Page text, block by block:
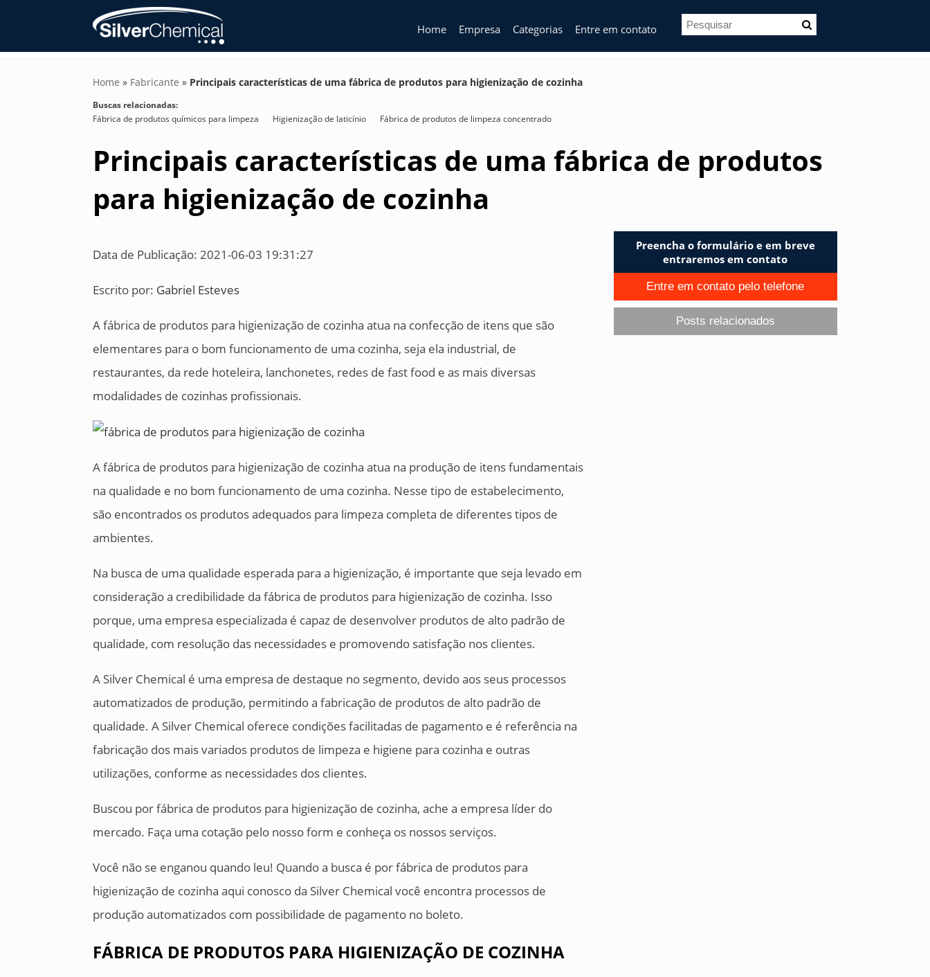
Home Empresa Categorias Entre em contato
Home » Fabricante » Principais características de uma fábrica de produtos para higienização de cozinha
Buscas relacionadas:
Fábrica de produtos químicos para limpeza
Higienização de laticínio Fábrica de produtos de limpeza concentrado
Principais características de uma fábrica de produtos
para higienização de cozinha
Data de Publicação: 2021-06-03 19:31:27
Escrito por: Gabriel Esteves
A fábrica de produtos para higienização de cozinha atua na confecção de itens que são
elementares para o bom funcionamento de uma cozinha, seja ela industrial, de
restaurantes, da rede hoteleira, lanchonetes, redes de fast food e as mais diversas
modalidades de cozinhas profissionais.
A fábrica de produtos para higienização de cozinha atua na produção de itens fundamentais
na qualidade e no bom funcionamento de uma cozinha. Nesse tipo de estabelecimento,
são encontrados os produtos adequados para limpeza completa de diferentes tipos de
ambientes.
Na busca de uma qualidade esperada para a higienização, é importante que seja levado em
consideração a credibilidade da fábrica de produtos para higienização de cozinha. Isso
porque, uma empresa especializada é capaz de desenvolver produtos de alto padrão de
qualidade, com resolução das necessidades e promovendo satisfação nos clientes.
A Silver Chemical é uma empresa de destaque no segmento, devido aos seus processos
automatizados de produção, permitindo a fabricação de produtos de alto padrão de
qualidade. A Silver Chemical oferece condições facilitadas de pagamento e é referência na
fabricação dos mais variados produtos de limpeza e higiene para cozinha e outras
utilizações, conforme as necessidades dos clientes.
Buscou por fábrica de produtos para higienização de cozinha, ache a empresa líder do
mercado. Faça uma cotação pelo nosso form e conheça os nossos serviços.
Você não se enganou quando leu! Quando a busca é por fábrica de produtos para
higienização de cozinha aqui conosco da Silver Chemical você encontra processos de
produção automatizados com possibilidade de pagamento no boleto.
FÁBRICA DE PRODUTOS PARA HIGIENIZAÇÃO DE COZINHA
Preencha o formulário e em breve
entraremos em contato
Entre em contato pelo telefone
Posts relacionados